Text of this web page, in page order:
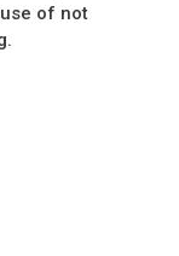
of not